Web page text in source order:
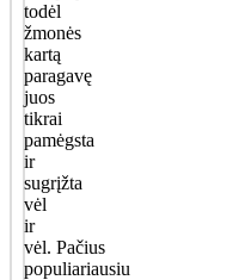
todėl
žmonės
kartą
paragavę
juos
tikrai
pamėgsta
ir
sugrįžta
vėl
ir
vėl. Pačius
populiariausiu